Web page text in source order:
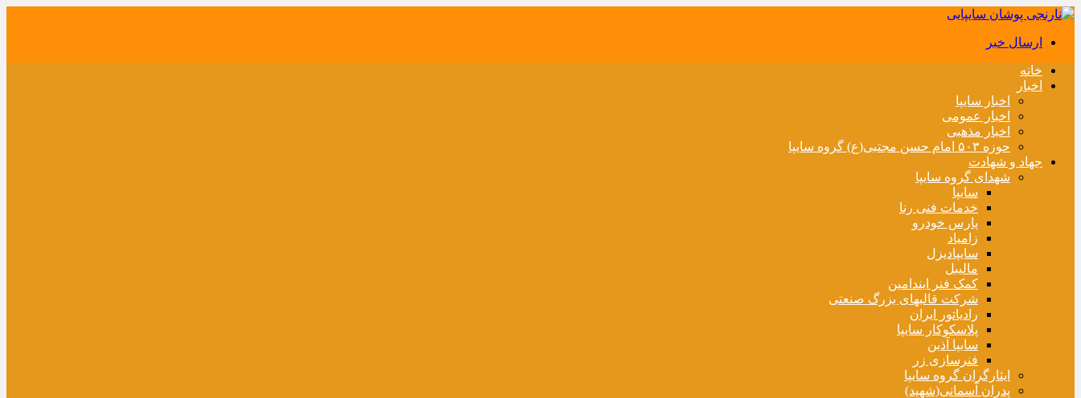
ارسال خبر
خانه
اخبار
اخبار سایپا
اخبار عمومی
اخبار مذهبی
حوزه ۵۰۳ امام حسن مجتبی(ع) گروه سایپا
جهاد و شهادت
شهدای گروه سایپا
سایپا
خدمات فنی رنا
پارس خودرو
زامیاد
سایپادیزل
مالیبل
کمک فنر ایندامین
شرکت قالبهای بزرگ صنعتی
رادیاتور ایران
پلاسکوکار سایپا
سایپا آذین
فنرسازی زر
ایثارگران گروه سایپا
پدران آسمانی(شهید)